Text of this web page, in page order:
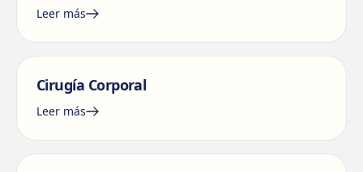
Leer más
Cirugía Corporal
Leer más